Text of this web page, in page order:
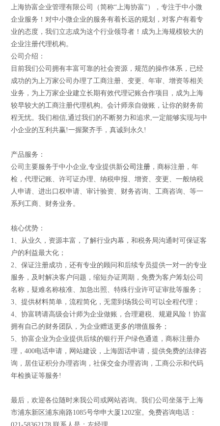
上海协富企业管理有限公司（简称“上海协富”），专注于中小微
企业服务！对中小微企业的服务有着长远的规划，对客户有着专
业的态度，我们立志成为这个行业领导者！成为上海规模较大的
企业注册代理机构。
公司介绍：
目前我们公司拥有丰富可靠的社会资源，规范的操作体系，已经
成功的为上万家公司办理了工商注册、变更、年审、增资等相关
业务，为上万家企业建立长期有效代理记账合作项目，成为上海
较早较大的工商注册代理机构。会计师亲自做账，让你的财务前
程无忧。我们相信,通过我们的不断努力和追求,一定能够实现与中
小企业的互利共赢!一握聚齐手，真诚到永久!
产品服务：
公司主要服务于中小企业,专业提供新公司注册 ，商标注册，年
检，代理记账、许可证办理、纳税申报、增资、变更、一般纳税
人申请、进出口权申请、审计验资、财务咨询、工商咨询、等一
系列工商、财务业务。
核心优势：
1、从业久，资源丰富，了解行业内幕，和税务局沟通时可保证客
户的利益最大化；
2、保证注册成功，还有专业的顾问和后续专员提供一对一的专业
服务，及时解决客户问题，缩短办证周期，免费为客户筹划公司
名称，疑难名称核准、加急出照、特殊行业许可证审批等服务；
3、提供材料简单，流程简化，无需到场我公司可以全程代理；
4、协富聘请高级会计师为企业做账，合理避税、规避风险！协富
拥有自己的财务团队，为企业赠送更多的增值服务；
5、协富企业为企业提供后续的银行开户绿色通道，商标注册办
理，400电话申请，网站建设，上海固话申请，提供免费的法律咨
询，居住证积分办理咨询，社保交金办理咨询，工商公示和代码
年检换证等服务!
最后，欢迎各位随时来我公司或网站咨询。我们公司坐落于上海
市浦东新区浦东南路1085号华申大厦1202室。免费咨询电话：